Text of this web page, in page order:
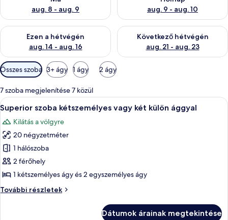
aug. 8 - aug. 9
aug. 9 - aug. 10
Ezen a hétvégén
aug. 14 - aug. 16
A mostani hétvégi rendelkezésre állás ellenőrzése: aug. 14 -
Következő hétvégén
aug. 21 - aug. 23
A következő hétvégi
Szobákhoz
rendelkezésre
álló
szűrők
Összes szoba 3+ ágy 1 ágy 2 ágy
7 szoba megjelenítése 7 közül
A
következő
szoba
összes
képének
megtekintése:
Superior
kétszemélyes
Egy szállodai szoba, amelyben egy
2
Superior szoba kétszemélyes vagy két külön ággyal
Kilátás a völgyre
20 négyzetméter
1 hálószoba
2 férőhely
1 kétszemélyes ágy és 2 egyszemélyes ágy
További részletek
Superior
Dátumok árainak megtekintése